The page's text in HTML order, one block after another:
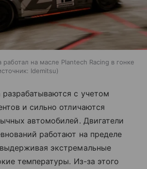
работал на масле Plantech Racing в гонке
Idemitsu
с учетом
и сильно отличаются
автомобилей. Двигатели
работают на пределе
экстремальные
температуры. Из-за этого